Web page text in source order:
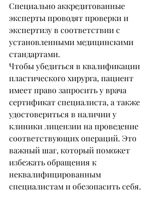
Специально аккредитованные
эксперты проводят проверки и
экспертизу в соответствии с
установленными медицинскими
стандартами.
Чтобы убедиться в квалификации
пластического хирурга, пациент
имеет право запросить у врача
сертификат специалиста, а также
удостовериться в наличии у
клиники лицензии на проведение
соответствующих операций. Это
важный шаг, который поможет
избежать обращения к
неквалифицированным
специалистам и обезопасить себя.